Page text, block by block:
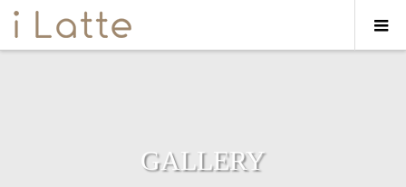
GALLERY